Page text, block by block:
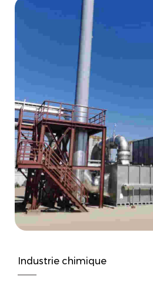
Industrie chimique